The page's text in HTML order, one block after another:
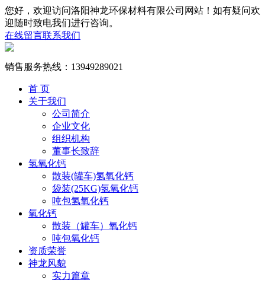
您好，欢迎访问洛阳神龙环保材料有限公司网站！如有疑问欢
迎随时致电我们进行咨询。
在线留言联系我们
销售服务热线： 13949289021
首 页
关于我们
公司简介
企业文化
组织机构
董事长致辞
氢氧化钙
散装(罐车)氢氧化钙
袋装(25KG)氢氧化钙
吨包氢氧化钙
氧化钙
散装（罐车）氧化钙
吨包氧化钙
资质荣誉
神龙风貌
实力篇章